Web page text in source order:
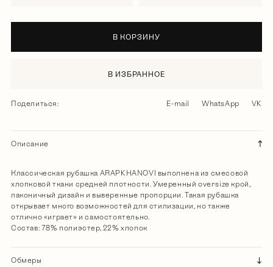
В КОРЗИНУ
В ИЗБРАННОЕ
Поделиться: E-mail WhatsApp VK
Описание
Классическая рубашка ARAPKHANOVI выполнена из смесовой
хлопковой ткани средней плотности. Умеренный oversize крой,
лаконичный дизайн и выверенные пропорции. Такая рубашка
открывает много возможностей для стилизации, но также
отлично «играет» и самостоятельно.
Состав: 78% полиэстер, 22% хлопок
Обмеры